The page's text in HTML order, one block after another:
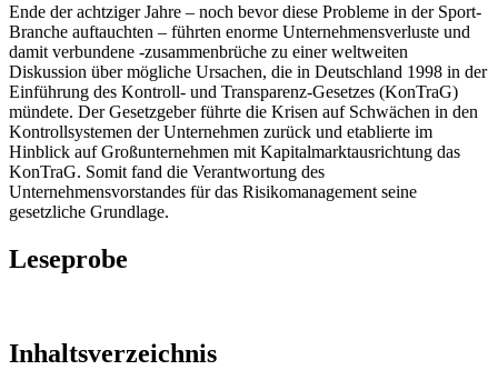
Ende der achtziger Jahre – noch bevor diese Probleme in der Sport-
Branche auftauchten – führten enorme Unternehmensverluste und
damit verbundene -zusammenbrüche zu einer weltweiten
Diskussion über mögliche Ursachen, die in Deutschland 1998 in der
Einführung des Kontroll- und Transparenz-Gesetzes (KonTraG)
mündete. Der Gesetzgeber führte die Krisen auf Schwächen in den
Kontrollsystemen der Unternehmen zurück und etablierte im
Hinblick auf Großunternehmen mit Kapitalmarktausrichtung das
KonTraG. Somit fand die Verantwortung des
Unternehmensvorstandes für das Risikomanagement seine
gesetzliche Grundlage.
Leseprobe
Inhaltsverzeichnis